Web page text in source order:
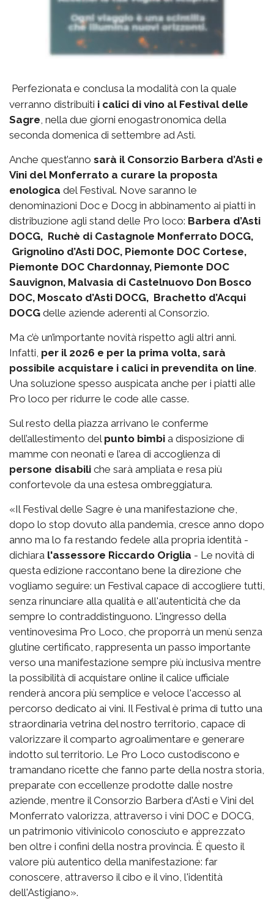
Perfezionata e conclusa la modalità con la quale
verranno distribuiti i calici di vino al Festival delle
Sagre, nella due giorni enogastronomica della
seconda domenica di settembre ad Asti.
Anche quest’anno sarà il Consorzio Barbera d’Asti e
Vini del Monferrato a curare la proposta
enologica del Festival. Nove saranno le
denominazioni Doc e Docg in abbinamento ai piatti in
distribuzione agli stand delle Pro loco: Barbera d’Asti
DOCG, Ruchè di Castagnole Monferrato DOCG,
Grignolino d’Asti DOC, Piemonte DOC Cortese,
Piemonte DOC Chardonnay, Piemonte DOC
Sauvignon, Malvasia di Castelnuovo Don Bosco
DOC, Moscato d’Asti DOCG, Brachetto d’Acqui
DOCG delle aziende aderenti al Consorzio.
Ma c’è un’importante novità rispetto agli altri anni.
Infatti, per il 2026 e per la prima volta, sarà
possibile acquistare i calici in prevendita on line.
Una soluzione spesso auspicata anche per i piatti alle
Pro loco per ridurre le code alle casse.
Sul resto della piazza arrivano le conferme
dell’allestimento del punto bimbi a disposizione di
mamme con neonati e l’area di accoglienza di
persone disabili che sarà ampliata e resa più
confortevole da una estesa ombreggiatura.
«Il Festival delle Sagre è una manifestazione che,
dopo lo stop dovuto alla pandemia, cresce anno dopo
anno ma lo fa restando fedele alla propria identità -
dichiara l'assessore Riccardo Origlia - Le novità di
questa edizione raccontano bene la direzione che
vogliamo seguire: un Festival capace di accogliere tutti,
senza rinunciare alla qualità e all'autenticità che da
sempre lo contraddistinguono. L'ingresso della
ventinovesima Pro Loco, che proporrà un menù senza
glutine certificato, rappresenta un passo importante
verso una manifestazione sempre più inclusiva mentre
la possibilità di acquistare online il calice ufficiale
renderà ancora più semplice e veloce l'accesso al
percorso dedicato ai vini. Il Festival è prima di tutto una
straordinaria vetrina del nostro territorio, capace di
valorizzare il comparto agroalimentare e generare
indotto sul territorio. Le Pro Loco custodiscono e
tramandano ricette che fanno parte della nostra storia,
preparate con eccellenze prodotte dalle nostre
aziende, mentre il Consorzio Barbera d'Asti e Vini del
Monferrato valorizza, attraverso i vini DOC e DOCG,
un patrimonio vitivinicolo conosciuto e apprezzato
ben oltre i confini della nostra provincia. È questo il
valore più autentico della manifestazione: far
conoscere, attraverso il cibo e il vino, l'identità
dell'Astigiano».